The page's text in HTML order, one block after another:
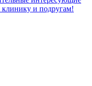
клинику и подругам!